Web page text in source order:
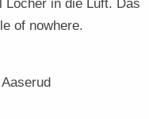
Löcher in die Luft. Das
of nowhere.